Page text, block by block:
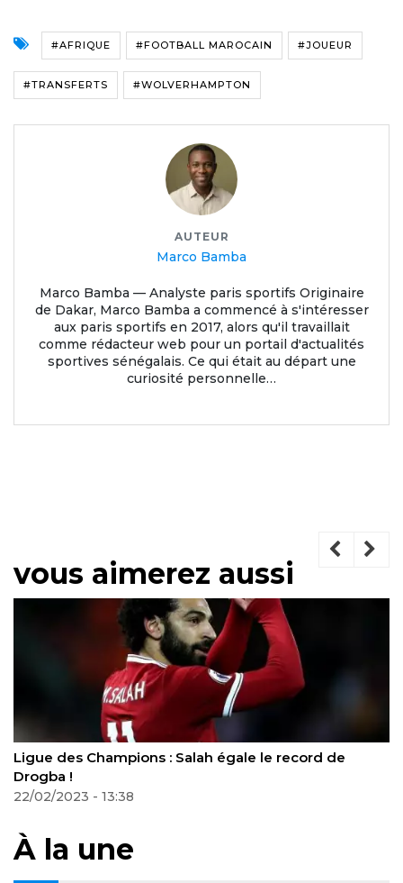
#AFRIQUE #FOOTBALL MAROCAIN #JOUEUR
#TRANSFERTS #WOLVERHAMPTON
AUTEUR
Marco Bamba
Marco Bamba — Analyste paris sportifs Originaire
de Dakar, Marco Bamba a commencé à s'intéresser
aux paris sportifs en 2017, alors qu'il travaillait
comme rédacteur web pour un portail d'actualités
sportives sénégalais. Ce qui était au départ une
curiosité personnelle…
vous aimerez aussi
Ligue des Champions : Salah égale le record de
Drogba !
22/02/2023 - 13:38
À la une